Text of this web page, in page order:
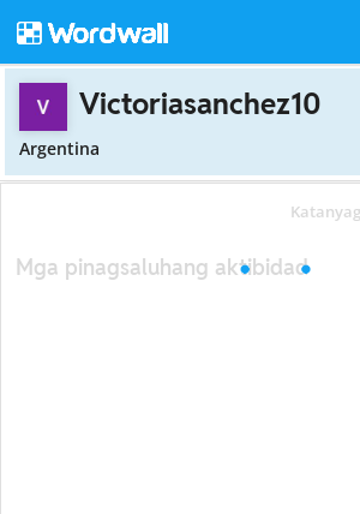
Victoriasanchez10
Argentina
Mga pinagsaluhang aktibidad